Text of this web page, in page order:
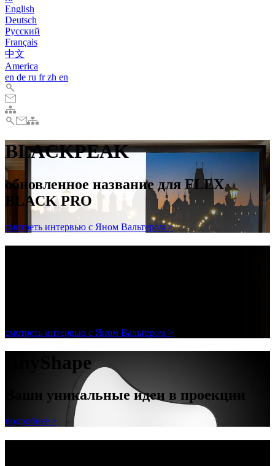
English
Deutsch
Pусский
Français
中文
America
en de ru frzh en
BLACKPEAK
обновленное название для FLEX
BLACK PRO
смотреть интервью с Яном Вальтером >
смотреть интервью с Яном Вальтером >
AnyShape
Ваши уникальные идеи в проекции
подробнее >